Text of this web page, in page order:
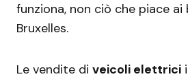
funziona, non ciò che piace
Bruxelles.
Le vendite di veicoli elettrici